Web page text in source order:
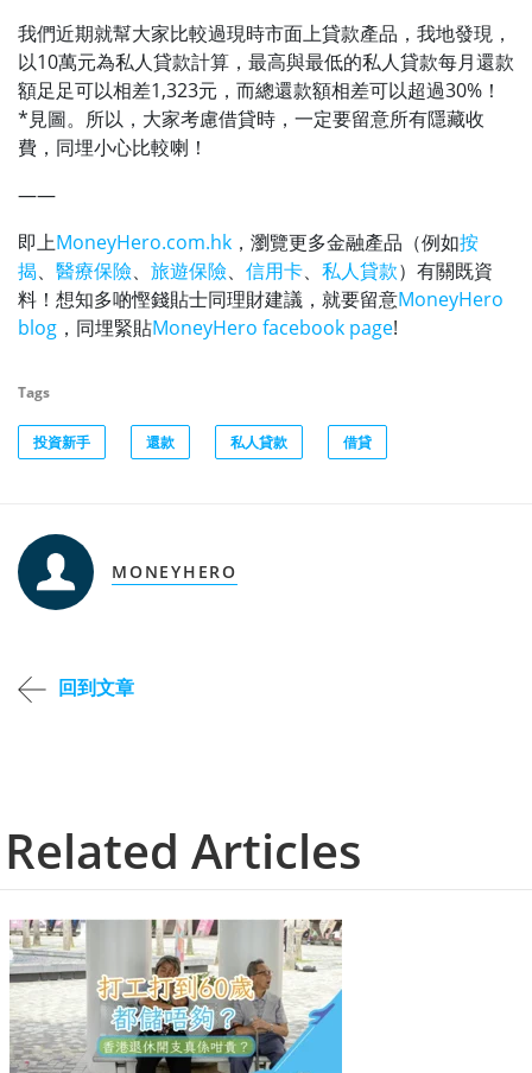
我們近期就幫大家比較過現時市面上貸款產品，我地發現，
以10萬元為私人貸款計算，最高與最低的私人貸款每月還款
額足足可以相差1,323元，而總還款額相差可以超過30%！
*見圖。所以，大家考慮借貸時，一定要留意所有隱藏收
費，同埋小心比較喇！
——
即上MoneyHero.com.hk ，瀏覽更多金融產品（例如按
揭、 醫療保險、 旅遊保險、 信用卡、 私人貸款）有關既資
料！想知多啲慳錢貼士同理財建議，就要留意MoneyHero
blog ，同埋緊貼MoneyHero facebook page!
Tags
投資新手 還款 私人貸款 借貸
MONEYHERO
回到文章
Related Articles